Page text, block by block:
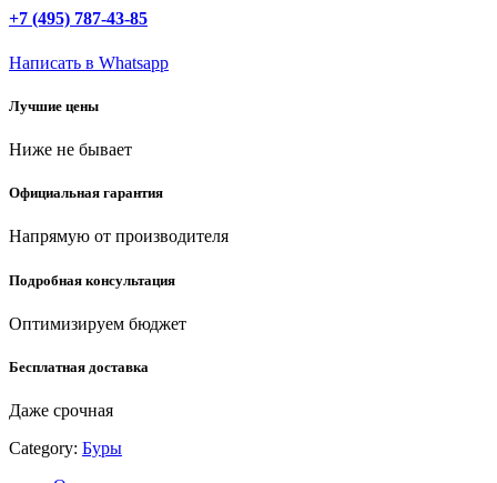
х
260
SDS-
бур
260-
quantity
+7 (495) 787-43-85
Написать в Whatsapp
Лучшие цены
Ниже не бывает
Официальная гарантия
Напрямую от производителя
Подробная консультация
Оптимизируем бюджет
Бесплатная доставка
Даже срочная
Category: Буры